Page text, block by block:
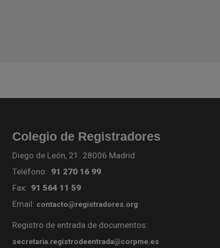
Colegio de Registradores
Diego de León, 21. 28006 Madrid
Teléfono: 91 270 16 99
Fax: 91 564 11 59
Email: contacto@registradores.org
Registro de entrada de documentos:
secretaria.registrodeentrada@corpme.es